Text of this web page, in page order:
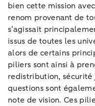
bien cette mission
renom provenant de
s’agissait
issus de toutes les
alors de certains
piliers sont ainsi à
redistribution,
questions sont
note de vision. Ces